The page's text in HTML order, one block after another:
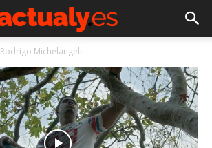
Rodrigo Michelangelli